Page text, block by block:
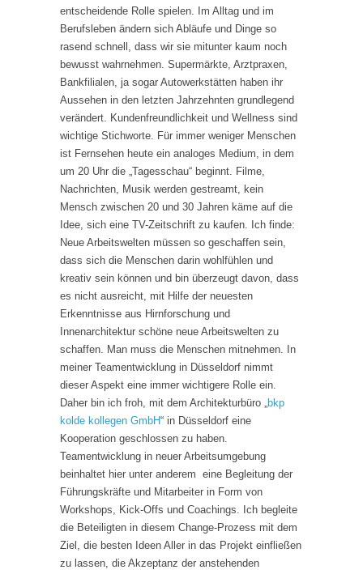
entscheidende Rolle spielen. Im Alltag und im
Berufsleben ändern sich Abläufe und Dinge so
rasend schnell, dass wir sie mitunter kaum noch
bewusst wahrnehmen. Supermärkte, Arztpraxen,
Bankfilialen, ja sogar Autowerkstätten haben ihr
Aussehen in den letzten Jahrzehnten grundlegend
verändert. Kundenfreundlichkeit und Wellness sind
wichtige Stichworte. Für immer weniger Menschen
ist Fernsehen heute ein analoges Medium, in dem
um 20 Uhr die „Tagesschau“ beginnt. Filme,
Nachrichten, Musik werden gestreamt, kein
Mensch zwischen 20 und 30 Jahren käme auf die
Idee, sich eine TV-Zeitschrift zu kaufen. Ich finde:
Neue Arbeitswelten müssen so geschaffen sein,
dass sich die Menschen darin wohlfühlen und
kreativ sein können und bin überzeugt davon, dass
es nicht ausreicht, mit Hilfe der neuesten
Erkenntnisse aus Hirnforschung und
Innenarchitektur schöne neue Arbeitswelten zu
schaffen. Man muss die Menschen mitnehmen. In
meiner Teamentwicklung in Düsseldorf nimmt
dieser Aspekt eine immer wichtigere Rolle ein.
Daher bin ich froh, mit dem Architekturbüro „bkp
kolde kollegen GmbH“ in Düsseldorf eine
Kooperation geschlossen zu haben.
Teamentwicklung in neuer Arbeitsumgebung
beinhaltet hier unter anderem eine Begleitung der
Führungskräfte und Mitarbeiter in Form von
Workshops, Kick-Offs und Coachings. Ich begleite
die Beteiligten in diesem Change-Prozess mit dem
Ziel, die besten Ideen Aller in das Projekt einfließen
zu lassen, die Akzeptanz der anstehenden